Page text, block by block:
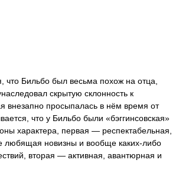
что Бильбо был весьма похож на отца,
скрытую склонность к
внезапно просыпалась в нём время от
что у Бильбо были «бэггинсовская»
характера, первая — респектабельная,
любящая новизны и вообще каких-либо
вторая — активная, авантюрная и